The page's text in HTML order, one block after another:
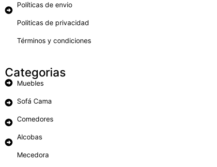
Políticas de envio
Politicas de privacidad
Términos y condiciones
Categorias
Muebles
Sofá Cama
Comedores
Alcobas
Mecedora